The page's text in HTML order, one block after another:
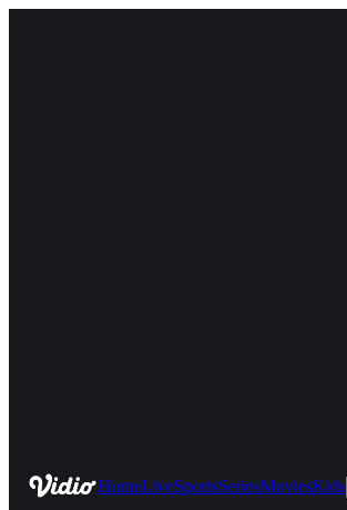
HomeLiveSportsSeriesMoviesKids